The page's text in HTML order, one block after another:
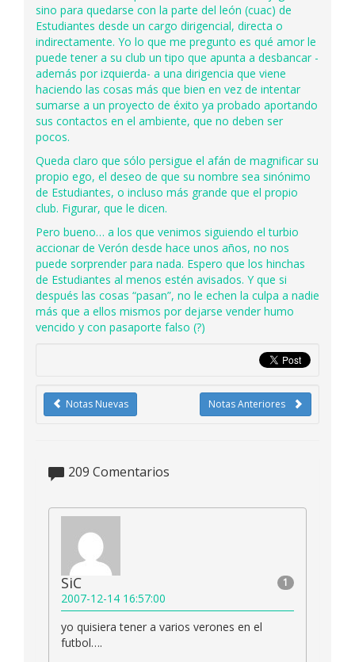
sino para quedarse con la parte del león (cuac) de
Estudiantes desde un cargo dirigencial, directa o
indirectamente. Yo lo que me pregunto es qué amor le
puede tener a su club un tipo que apunta a desbancar -
además por izquierda- a una dirigencia que viene
haciendo las cosas más que bien en vez de intentar
sumarse a un proyecto de éxito ya probado aportando
sus contactos en el ambiente, que no deben ser
pocos.
Queda claro que sólo persigue el afán de magnificar su
propio ego, el deseo de que su nombre sea sinónimo
de Estudiantes, o incluso más grande que el propio
club. Figurar, que le dicen.
Pero bueno… a los que venimos siguiendo el turbio
accionar de Verón desde hace unos años, no nos
puede sorprender para nada. Espero que los hinchas
de Estudiantes al menos estén avisados. Y que si
después las cosas “pasan”, no le echen la culpa a nadie
más que a ellos mismos por dejarse vender humo
vencido y con pasaporte falso (?)
Notas Anteriores
Notas Nuevas
209 Comentarios
1
SiC
2007-12-14 16:57:00
yo quisiera tener a varios verones en el
futbol….